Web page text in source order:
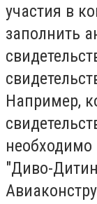
участия в
заполнить
Например,
"Диво-